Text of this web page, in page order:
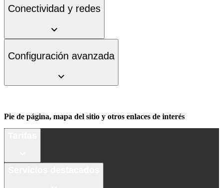
Conectividad y redes
Configuración avanzada
Pie de página, mapa del sitio y otros enlaces de interés